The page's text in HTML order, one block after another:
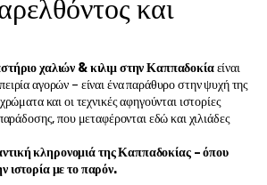
και
χαλιών & κιλιμ στην Καππαδοκία είναι
αγορών – είναι ένα παράθυρο στην ψυχή της
και οι τεχνικές αφηγούνται ιστορίες
που μεταφέρονται εδώ και χιλιάδες
κληρονομιά της Καππαδοκίας – όπου
ιστορία με το παρόν.